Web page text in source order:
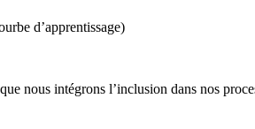
d’apprentissage)
nous intégrons l’inclusion dans nos